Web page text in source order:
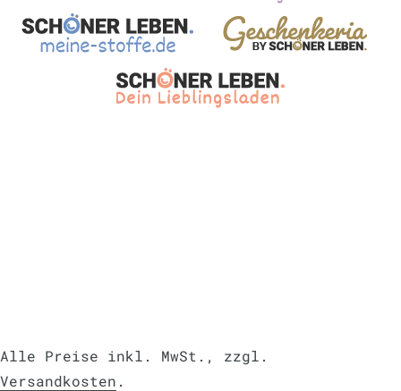
Alle Preise inkl. MwSt., zzgl.
Versandkosten .